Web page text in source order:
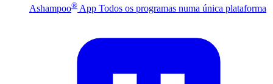
Ashampoo® App Todos os programas numa única plataforma